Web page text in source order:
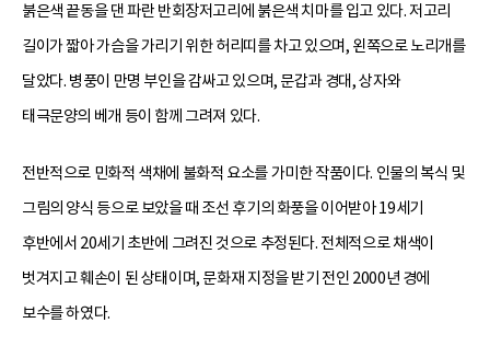
붉은색 끝동을 댄 파란 반회장저고리에 붉은색 치마를 입고 있다. 저고리
길이가 짧아 가슴을 가리기 위한 허리띠를 차고 있으며, 왼쪽으로 노리개를
달았다. 병풍이 만명 부인을 감싸고 있으며, 문갑과 경대, 상자와
태극문양의 베개 등이 함께 그려져 있다.
전반적으로 민화적 색채에 불화적 요소를 가미한 작품이다. 인물의 복식 및
그림의 양식 등으로 보았을 때 조선 후기의 화풍을 이어받아 19세기
후반에서 20세기 초반에 그려진 것으로 추정된다. 전체적으로 채색이
벗겨지고 훼손이 된 상태이며, 문화재 지정을 받기 전인 2000년 경에
보수를 하였다.